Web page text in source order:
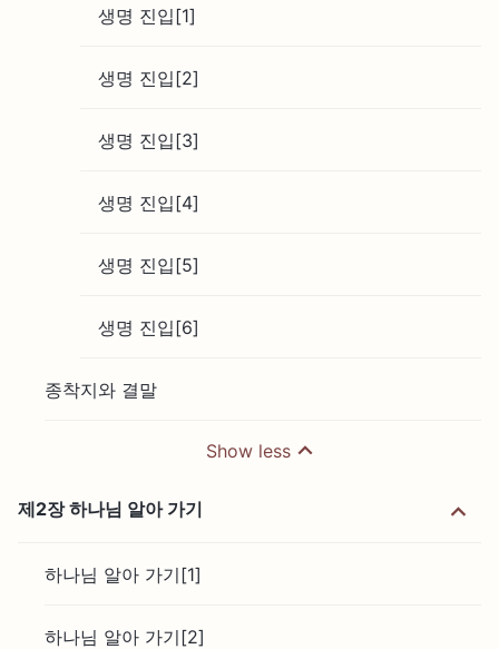
생명 진입[1]
생명 진입[2]
생명 진입[3]
생명 진입[4]
생명 진입[5]
생명 진입[6]
종착지와 결말
Show less
제2장 하나님 알아 가기
하나님 알아 가기[1]
하나님 알아 가기[2]